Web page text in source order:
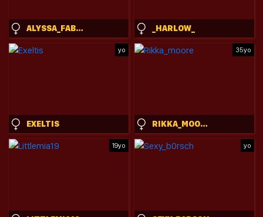
ALYSSA_FABULOUS _HARLOW_
yo
EXELTIS
35yo
RIKKA_MOORE
19yo yo